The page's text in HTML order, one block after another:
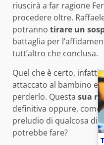
riuscirà a far ragione
procedere oltre.
potranno tirare un
battaglia per
tutt’altro che conclusa.
Quel che è certo,
attaccato al bambino e
perderlo. Questa sua
definitiva oppure,
preludio di qualcosa di
potrebbe fare?